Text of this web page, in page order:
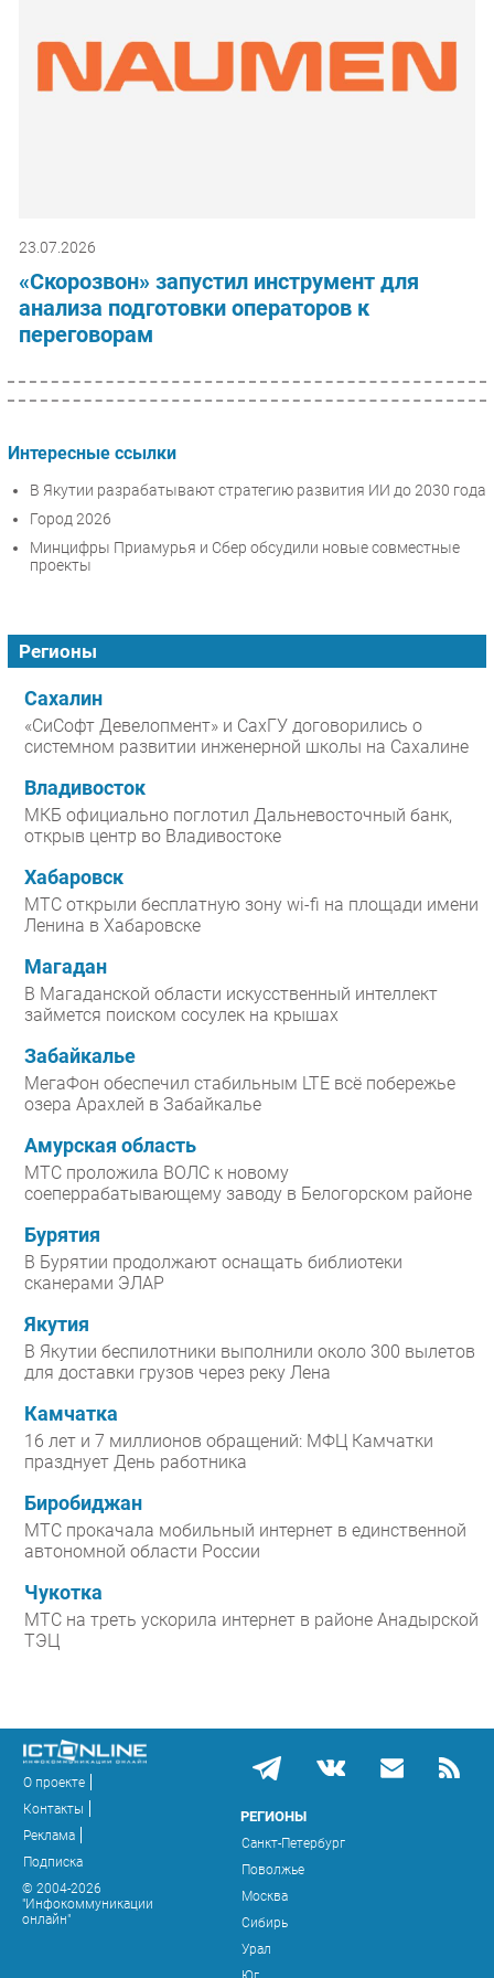
23.07.2026
«Скорозвон» запустил инструмент для
анализа подготовки операторов к
переговорам
Интересные ссылки
В Якутии разрабатывают стратегию развития ИИ до 2030 года
Город 2026
Минцифры Приамурья и Сбер обсудили новые совместные
проекты
Регионы
Сахалин
«СиСофт Девелопмент» и СахГУ договорились о
системном развитии инженерной школы на Сахалине
Владивосток
МКБ официально поглотил Дальневосточный банк,
открыв центр во Владивостоке
Хабаровск
МТС открыли бесплатную зону wi-fi на площади имени
Ленина в Хабаровске
Магадан
В Магаданской области искусственный интеллект
займется поиском сосулек на крышах
Забайкалье
МегаФон обеспечил стабильным LTE всё побережье
озера Арахлей в Забайкалье
Амурская область
МТС проложила ВОЛС к новому
соеперрабатывающему заводу в Белогорском районе
Бурятия
В Бурятии продолжают оснащать библиотеки
сканерами ЭЛАР
Якутия
В Якутии беспилотники выполнили около 300 вылетов
для доставки грузов через реку Лена
Камчатка
16 лет и 7 миллионов обращений: МФЦ Камчатки
празднует День работника
Биробиджан
МТС прокачала мобильный интернет в единственной
автономной области России
Чукотка
МТС на треть ускорила интернет в районе Анадырской
ТЭЦ
О проекте
Контакты
Реклама
Подписка
© 2004-2026
"Инфокоммуникации
онлайн"
РЕГИОНЫ
Санкт-Петербург
Поволжье
Москва
Сибирь
Урал